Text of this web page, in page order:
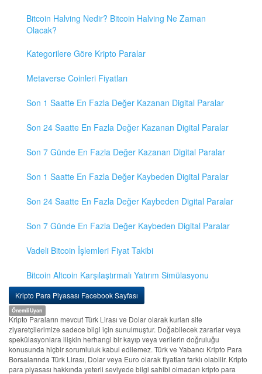
Bitcoin Halving Nedir? Bitcoin Halving Ne Zaman
Olacak?
Kategorilere Göre Kripto Paralar
Metaverse Coinleri Fiyatları
Son 1 Saatte En Fazla Değer Kazanan Digital Paralar
Son 24 Saatte En Fazla Değer Kazanan Digital Paralar
Son 7 Günde En Fazla Değer Kazanan Digital Paralar
Son 1 Saatte En Fazla Değer Kaybeden Digital Paralar
Son 24 Saatte En Fazla Değer Kaybeden Digital Paralar
Son 7 Günde En Fazla Değer Kaybeden Digital Paralar
Vadeli Bitcoin İşlemleri Fiyat Takibi
Bitcoin Altcoin Karşılaştırmalı Yatırım Simülasyonu
Kripto Para Piyasası Facebook Sayfası
Önemli Uyarı
Kripto Paraların mevcut Türk Lirası ve Dolar olarak kurları site
ziyaretçilerimize sadece bilgi için sunulmuştur. Doğabilecek zararlar veya
spekülasyonlara ilişkin herhangi bir kayıp veya verilerin doğruluğu
konusunda hiçbir sorumluluk kabul edilemez. Türk ve Yabancı Kripto Para
Borsalarında Türk Lirası, Dolar veya Euro olarak fiyatları farklı olabilir. Kripto
para piyasası hakkında yeterli seviyede bilgi sahibi olmadan kripto para